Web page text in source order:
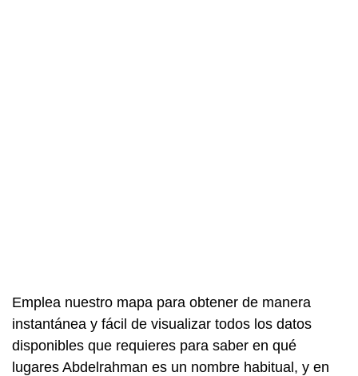
Emplea nuestro mapa para obtener de manera
instantánea y fácil de visualizar todos los datos
disponibles que requieres para saber en qué
lugares Abdelrahman es un nombre habitual, y en